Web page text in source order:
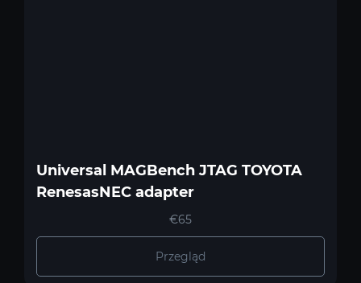
Universal MAGBench JTAG TOYOTA
RenesasNEC adapter
€65
Przegląd